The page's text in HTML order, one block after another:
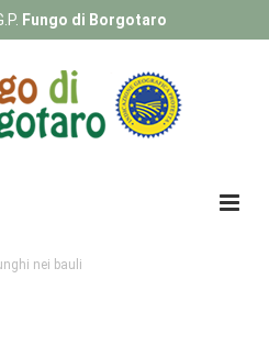
Fungo di Borgotaro
nei bauli